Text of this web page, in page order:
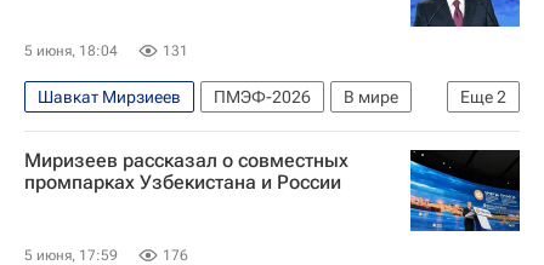
5 июня, 18:04 131
Еще2
Шавкат Мирзиеев ПМЭФ-2026
В мире
Узбекистан
Россия
Миризеев рассказал о совместных
промпарках Узбекистана и России
5 июня, 17:59 176